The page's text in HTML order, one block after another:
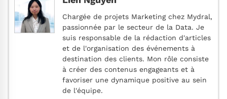
Chargée de projets Marketing chez Mydral,
passionnée par le secteur de la Data. Je
suis responsable de la rédaction d'articles
et de l'organisation des événements à
destination des clients. Mon rôle consiste
à créer des contenus engageants et à
favoriser une dynamique positive au sein
de l'équipe.